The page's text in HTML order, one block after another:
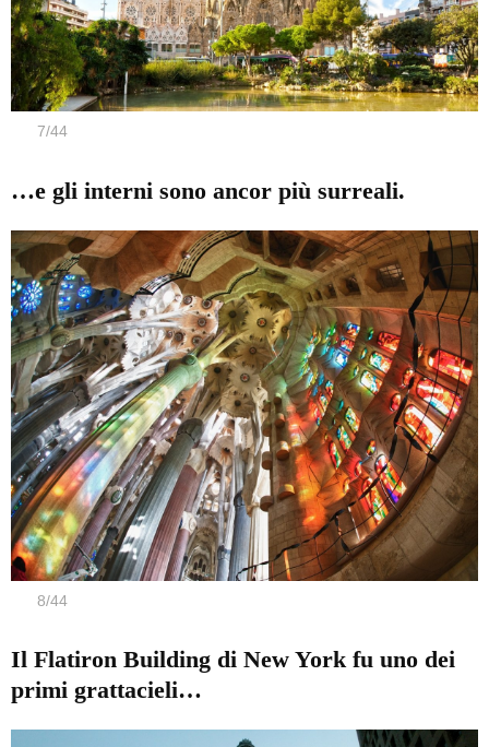
7/44
…e gli interni sono ancor più surreali.
8/44
Il Flatiron Building di New York fu uno dei
primi grattacieli…